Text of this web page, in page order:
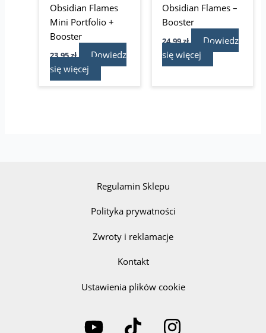
Obsidian Flames
Mini Portfolio +
Booster
23,95zł
Dowiedz
się więcej
Obsidian Flames –
Booster
24,99zł
Dowiedz
się więcej
Regulamin Sklepu
Polityka prywatności
Zwroty i reklamacje
Kontakt
Ustawienia plików cookie